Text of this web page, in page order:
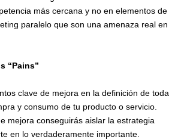
más cercana y no en elementos de
paralelo que son una amenaza real en
“Pains”
clave de mejora en la definición de toda
y consumo de tu producto o servicio.
mejora conseguirás aislar la estrategia
en lo verdaderamente importante.
resumen mensual
de las
relevantes del sector